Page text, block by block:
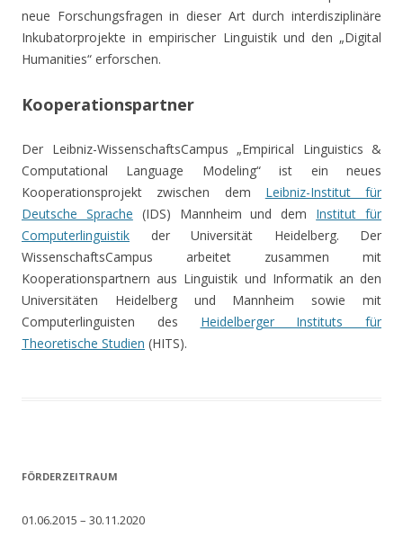
neue Forschungsfragen in dieser Art durch interdisziplinäre
Inkubatorprojekte in empirischer Linguistik und den „Digital
Humanities“ erforschen.
Kooperationspartner
Der Leibniz-WissenschaftsCampus „Empirical Linguistics &
Computational Language Modeling“ ist ein neues
Kooperationsprojekt zwischen dem Leibniz-Institut für
Deutsche Sprache (IDS) Mannheim und dem Institut für
Computerlinguistik der Universität Heidelberg. Der
WissenschaftsCampus arbeitet zusammen mit
Kooperationspartnern aus Linguistik und Informatik an den
Universitäten Heidelberg und Mannheim sowie mit
Computerlinguisten des Heidelberger Instituts für
Theoretische Studien (HITS).
FÖRDERZEITRAUM
01.06.2015 – 30.11.2020